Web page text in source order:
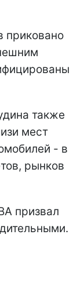
приковано
также
мест
- в
рынков
призвал